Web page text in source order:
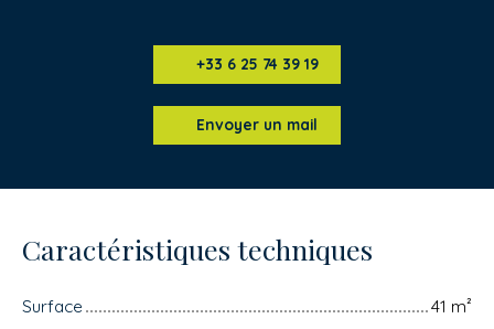
+33 6 25 74 39 19
Envoyer un mail
Caractéristiques techniques
Surface 41 m²